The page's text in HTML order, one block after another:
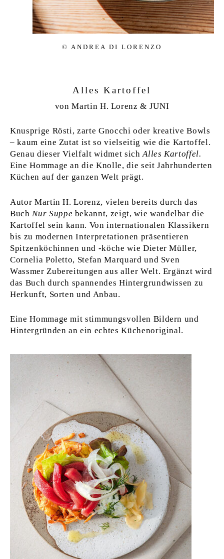
© AN­DREA DI LO­RENZO
Alles Kartoffel
von Martin H. Lorenz & JUNI
Knusprige Rösti, zarte Gnocchi oder kreative Bowls
– kaum eine Zutat ist so vielseitig wie die Kartoffel.
Genau dieser Vielfalt widmet sichAlles Kartoffel.
Eine Hommage an die Knolle, die seit Jahrhunderten
Küchen auf der ganzen Welt prägt.
Autor Martin H. Lorenz, vielen bereits durch das
Buch Nur Suppe bekannt, zeigt, wie wandelbar die
Kartoffel sein kann. Von internationalen Klassikern
bis zu modernen Interpretationen präsentieren
Spitzenköchinnen und -köche wie Dieter Müller,
Cornelia Poletto, Stefan Marquard und Sven
Wassmer Zubereitungen aus aller Welt. Ergänzt wird
das Buch durch spannendes Hintergrundwissen zu
Herkunft, Sorten und Anbau.
Eine Hommage mit stimmungsvollen Bildern und
Hintergründen an ein echtes Küchenoriginal.